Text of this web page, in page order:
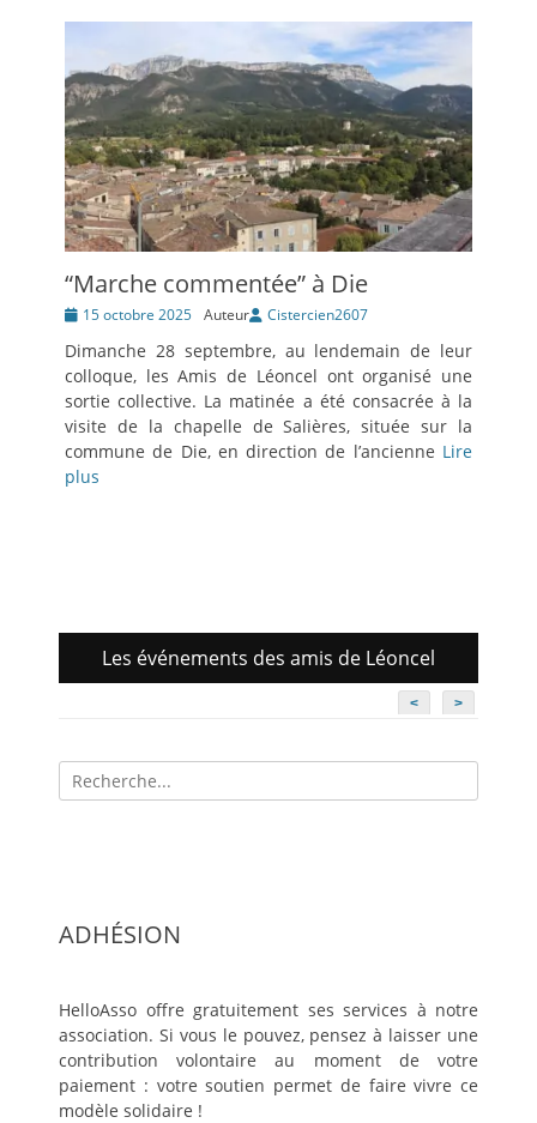
“Marche commentée” à Die
Posté15 octobre 2025 Auteur Cistercien2607
Dimanche 28 septembre, au lendemain de leur
colloque, les Amis de Léoncel ont organisé une
sortie collective. La matinée a été consacrée à la
visite de la chapelle de Salières, située sur la
commune de Die, en direction de l’ancienne Lire
plus
Les événements des amis de Léoncel
< >
Recherche
pour:
ADHÉSION
HelloAsso offre gratuitement ses services à notre
association. Si vous le pouvez, pensez à laisser une
contribution volontaire au moment de votre
paiement : votre soutien permet de faire vivre ce
modèle solidaire !